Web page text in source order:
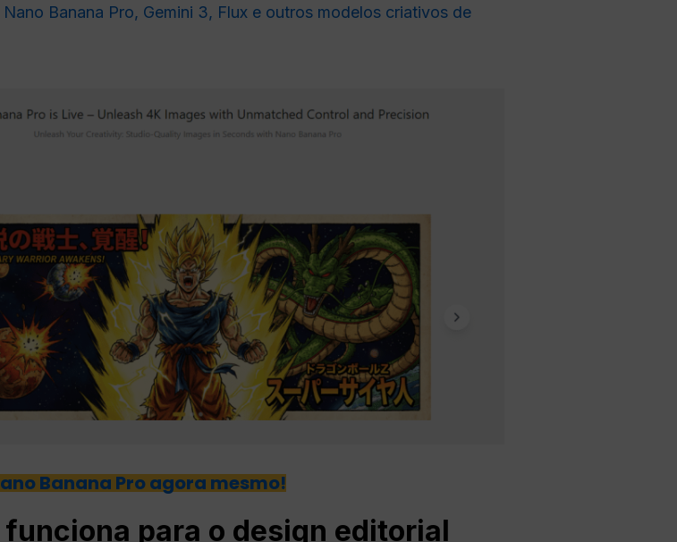
Banana Pro, Gemini 3, Flux e outros modelos criativos de
Banana Pro agora mesmo!
funciona para o design editorial